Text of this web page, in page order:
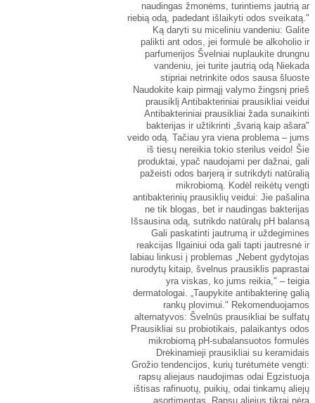
naudingas žmonėms, turintiems jautrią ar
riebią odą, padedant išlaikyti odos sveikatą."
Ką daryti su miceliniu vandeniu: Galite
palikti ant odos, jei formulė be alkoholio ir
parfumerijos Švelniai nuplaukite drungnu
vandeniu, jei turite jautrią odą Niekada
stipriai netrinkite odos sausa šluoste
Naudokite kaip pirmąjį valymo žingsnį prieš
prausiklį Antibakteriniai prausikliai veidui
Antibakteriniai prausikliai žada sunaikinti
bakterijas ir užtikrinti „švarią kaip ašara"
veido odą. Tačiau yra viena problema – jums
iš tiesų nereikia tokio sterilus veido! Šie
produktai, ypač naudojami per dažnai, gali
pažeisti odos barjerą ir sutrikdyti natūralią
mikrobiomą. Kodėl reikėtų vengti
antibakterinių prausiklių veidui: Jie pašalina
ne tik blogas, bet ir naudingas bakterijas
Išsausina odą, sutrikdo natūralų pH balansą
Gali paskatinti jautrumą ir uždegimines
reakcijas Ilgainiui oda gali tapti jautresnė ir
labiau linkusi į problemas „Nebent gydytojas
nurodytų kitaip, švelnus prausiklis paprastai
yra viskas, ko jums reikia," – teigia
dermatologai. „Taupykite antibakterinę galią
rankų plovimui." Rekomenduojamos
alternatyvos: Švelnūs prausikliai be sulfatų
Prausikliai su probiotikais, palaikantys odos
mikrobiomą pH-subalansuotos formulės
Drėkinamieji prausikliai su keramidais
Grožio tendencijos, kurių turėtumėte vengti:
rapsų aliejaus naudojimas odai Egzistuoja
ištisas rafinuotų, puikių, odai tinkamų aliejų
asortimentas. Rapsų aliejus tikrai nėra